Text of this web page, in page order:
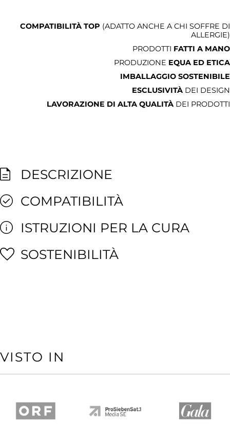
COMPATIBILITÀ TOP (ADATTO ANCHE A CHI SOFFRE DI
ALLERGIE)
PRODOTTI FATTI A MANO
PRODUZIONE EQUA ED ETICA
IMBALLAGGIO SOSTENIBILE
ESCLUSIVITÀ DEI DESIGN
LAVORAZIONE DI ALTA QUALITÀ DEI PRODOTTI
DESCRIZIONE
COMPATIBILITÀ
ISTRUZIONI PER LA CURA
SOSTENIBILITÀ
VISTO IN